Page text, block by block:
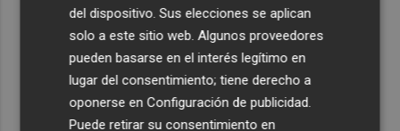
del dispositivo. Sus elecciones se aplican
solo a este sitio web. Algunos proveedores
pueden basarse en el interés legítimo en
lugar del consentimiento; tiene derecho a
oponerse enConfiguración de publicidad
Puede retirar su consentimiento en